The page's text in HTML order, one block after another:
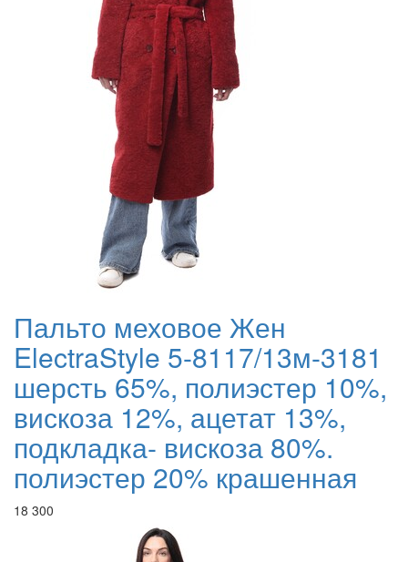
Пальто меховое Жен
ElectraStyle 5-8117/13м-3181
шерсть 65%, полиэстер 10%,
вискоза 12%, ацетат 13%,
подкладка- вискоза 80%.
полиэстер 20% крашенная
18 300